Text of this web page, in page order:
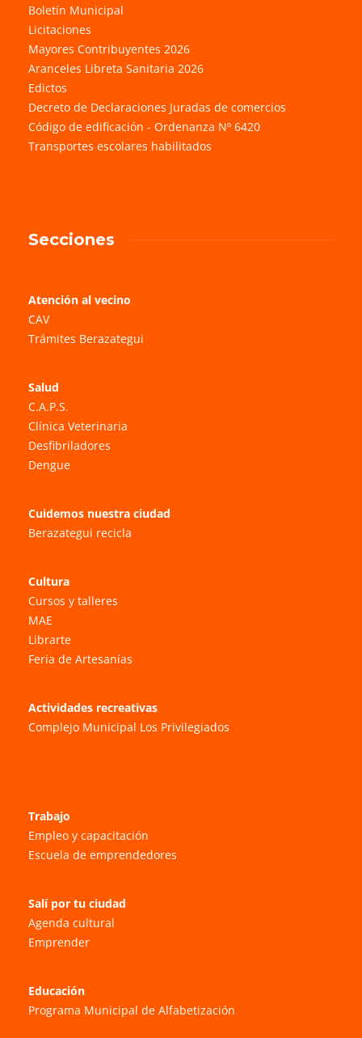
Boletín Municipal
Licitaciones
Mayores Contribuyentes 2026
Aranceles Libreta Sanitaria 2026
Edictos
Decreto de Declaraciones Juradas de comercios
Código de edificación - Ordenanza Nº 6420
Transportes escolares habilitados
Secciones
Atención al vecino
CAV
Trámites Berazategui
Salud
C.A.P.S.
Clínica Veterinaria
Desfibriladores
Dengue
Cuidemos nuestra ciudad
Berazategui recicla
Cultura
Cursos y talleres
MAE
Librarte
Feria de Artesanías
Actividades recreativas
Complejo Municipal Los Privilegiados
Trabajo
Empleo y capacitación
Escuela de emprendedores
Salí por tu ciudad
Agenda cultural
Emprender
Educación
Programa Municipal de Alfabetización